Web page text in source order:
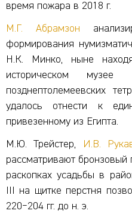
время пожара в 2018 г.
М.Г. Абрамзон
формирования
Н.К. Минко, ныне
историческом
позднептолемеевских
удалось отнести к
привезенному из Египта.
М.Ю. Трейстер, И.В.
рассматривают бронзовый
раскопках усадьбы в
III на щитке перстня
220‒204 гг. до н. э.